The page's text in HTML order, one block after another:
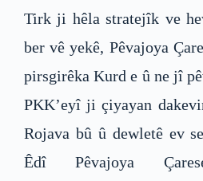
Tirk ji hêla stratejîk ve
ber vê yekê, Pêvajoya
pirsgirêka Kurd e û ne jî
PKK’eyî ji çiyayan
Rojava bû û dewletê ev
Êdî Pêvajoya